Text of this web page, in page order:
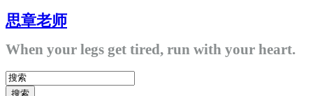
思章老师
When your legs get tired, run with your heart.